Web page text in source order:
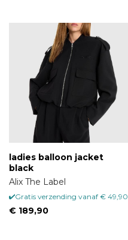
ladies balloon jacket
black
Alix The Label
Gratis verzending vanaf € 49,90
€ 189,90